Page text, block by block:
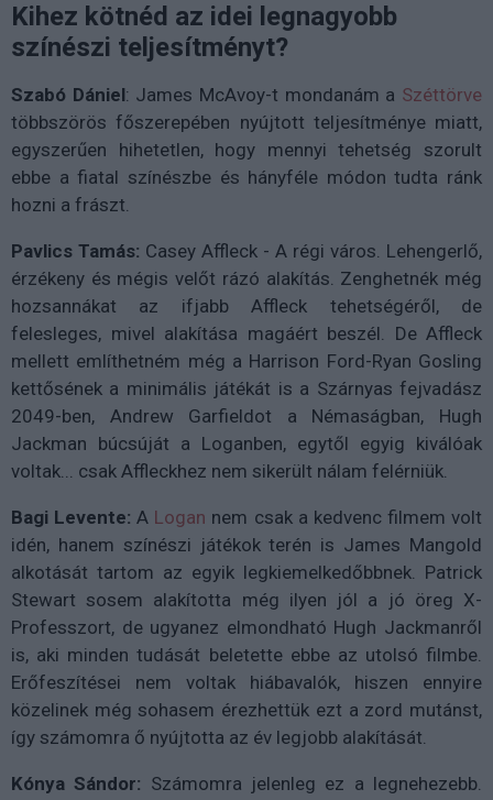
Kihez kötnéd az idei legnagyobb
színészi teljesítményt?
Szabó Dániel: James McAvoy-t mondanám a Széttörve
többszörös főszerepében nyújtott teljesítménye miatt,
egyszerűen hihetetlen, hogy mennyi tehetség szorult
ebbe a fiatal színészbe és hányféle módon tudta ránk
hozni a frászt.
Pavlics Tamás: Casey Affleck - A régi város. Lehengerlő,
érzékeny és mégis velőt rázó alakítás. Zenghetnék még
hozsannákat az ifjabb Affleck tehetségéről, de
felesleges, mivel alakítása magáért beszél. De Affleck
mellett említhetném még a Harrison Ford-Ryan Gosling
kettősének a minimális játékát is a Szárnyas fejvadász
2049-ben, Andrew Garfieldot a Némaságban, Hugh
Jackman búcsúját a Loganben, egytől egyig kiválóak
voltak... csak Affleckhez nem sikerült nálam felérniük.
Bagi Levente: A Logan nem csak a kedvenc filmem volt
idén, hanem színészi játékok terén is James Mangold
alkotását tartom az egyik legkiemelkedőbbnek. Patrick
Stewart sosem alakította még ilyen jól a jó öreg X-
Professzort, de ugyanez elmondható Hugh Jackmanről
is, aki minden tudását beletette ebbe az utolsó filmbe.
Erőfeszítései nem voltak hiábavalók, hiszen ennyire
közelinek még sohasem érezhettük ezt a zord mutánst,
így számomra ő nyújtotta az év legjobb alakítását.
Kónya Sándor: Számomra jelenleg ez a legnehezebb.